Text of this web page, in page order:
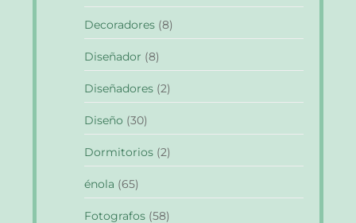
Decoradores (8)
Diseñador (8)
Diseñadores (2)
Diseño (30)
Dormitorios (2)
énola (65)
Fotografos (58)